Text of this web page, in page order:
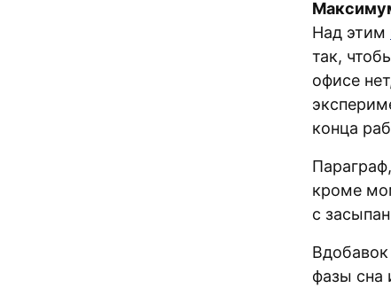
Над этим
так,
офисе
конца
кроме
с
фазы сна